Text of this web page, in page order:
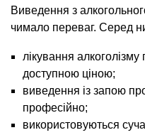
Виведення з
чимало переваг. Серед
лікування
доступною ціною;
виведення із запою
професійно;
використовуються